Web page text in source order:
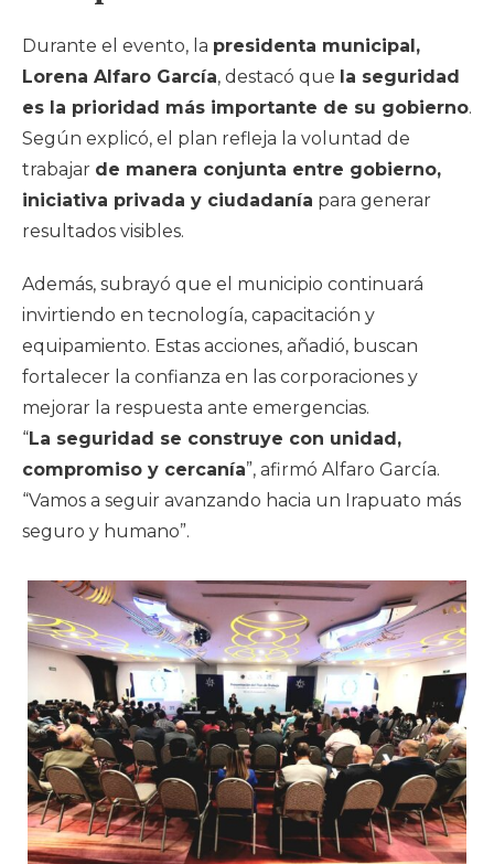
Durante el evento, la presidenta municipal,
Lorena Alfaro García, destacó que la seguridad
es la prioridad más importante de su gobierno.
Según explicó, el plan refleja la voluntad de
trabajar de manera conjunta entre gobierno,
iniciativa privada y ciudadanía para generar
resultados visibles.
Además, subrayó que el municipio continuará
invirtiendo en tecnología, capacitación y
equipamiento. Estas acciones, añadió, buscan
fortalecer la confianza en las corporaciones y
mejorar la respuesta ante emergencias.
“La seguridad se construye con unidad,
compromiso y cercanía”, afirmó Alfaro García.
“Vamos a seguir avanzando hacia un Irapuato más
seguro y humano”.